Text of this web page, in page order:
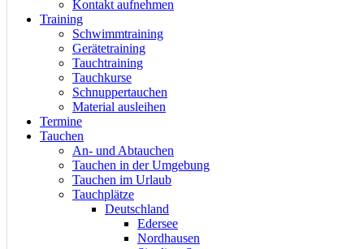
Kontakt aufnehmen
Training
Schwimmtraining
Gerätetraining
Tauchtraining
Tauchkurse
Schnuppertauchen
Material ausleihen
Termine
Tauchen
An- und Abtauchen
Tauchen in der Umgebung
Tauchen im Urlaub
Tauchplätze
Deutschland
Edersee
Nordhausen